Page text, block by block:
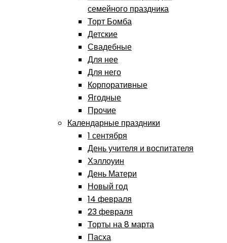
семейного праздника
Торт Бомба
Детские
Свадебные
Для нее
Для него
Корпоративные
Ягодные
Прочие
Календарные праздники
1 сентября
День учителя и воспитателя
Хэллоуин
День Матери
Новый год
14 февраля
23 февраля
Торты на 8 марта
Пасха